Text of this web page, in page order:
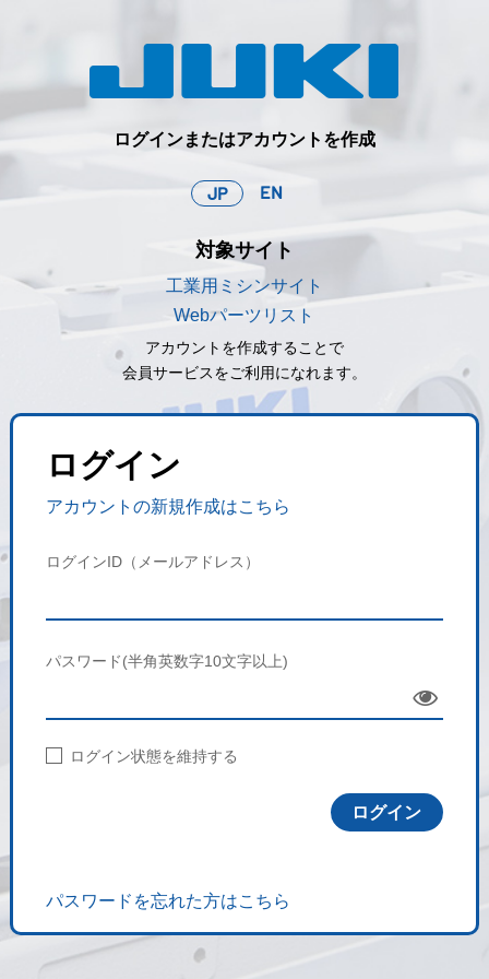
ログインまたはアカウントを作成
JP EN
対象サイト
工業用ミシンサイト
Webパーツリスト
アカウントを作成することで
会員サービスをご利用になれます。
ログイン
アカウントの新規作成はこちら
ログインID（メールアドレス）
パスワード(半角英数字10文字以上)
Sho
w
ログイン状態を維持する
パスワードを忘れた方はこちら